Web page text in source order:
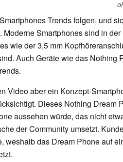
Trends folgen, und
Smartphones sind in
wie der 3,5 mm
Auch Geräte wie das Nothing
Video aber ein Konzept-
Dieses Nothing Dream
aussehen würde, das nicht
der Community umsetzt.
weshalb das Dream Phone auf